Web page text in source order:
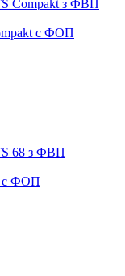
с ФОП
с ФОП